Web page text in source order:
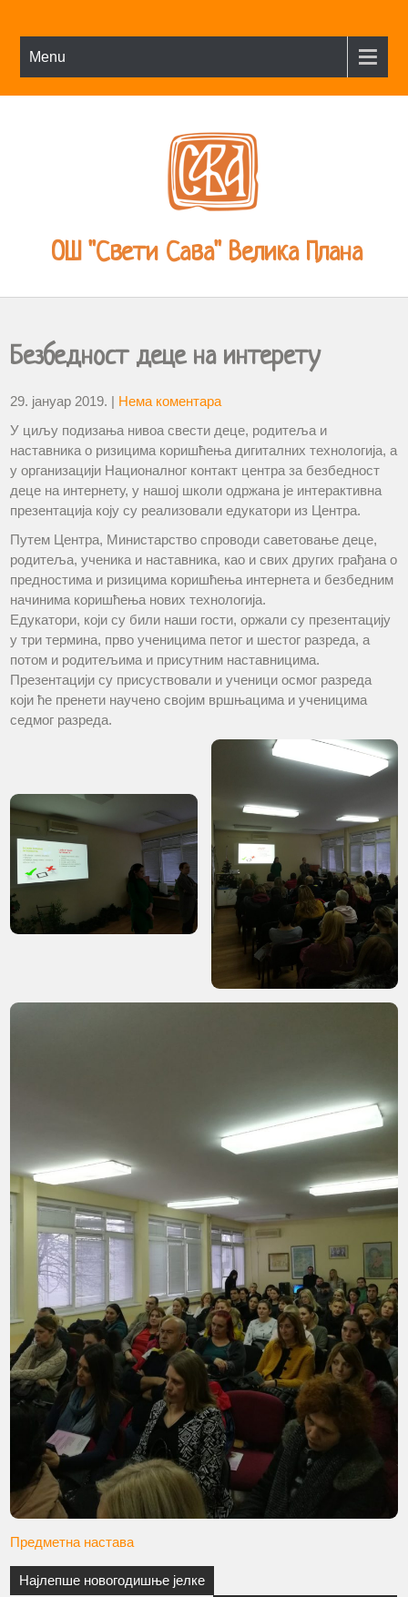
Menu
ОШ "Свети Сава" Велика Плана
Безбедност деце на интерету
29. јануар 2019. | Нема коментара
У циљу подизања нивоа свести деце, родитеља и
наставника о ризицима коришћења дигиталних технологија, а
у организацији Националног контакт центра за безбедност
деце на интернету, у нашој школи одржана је интерактивна
презентација коју су реализовали едукатори из Центра.
Путем Центра, Министарство спроводи саветовање деце,
родитеља, ученика и наставника, као и свих других грађана о
предностима и ризицима коришћења интернета и безбедним
начинима коришћења нових технологија.
Едукатори, који су били наши гости, оржали су презентацију
у три термина, прво ученицима петог и шестог разреда, а
потом и родитељима и присутним наставницима.
Презентацији су присуствовали и ученици осмог разреда
који ће пренети научено својим вршњацима и ученицима
седмог разреда.
Предметна настава
Најлепше новогодишње јелке